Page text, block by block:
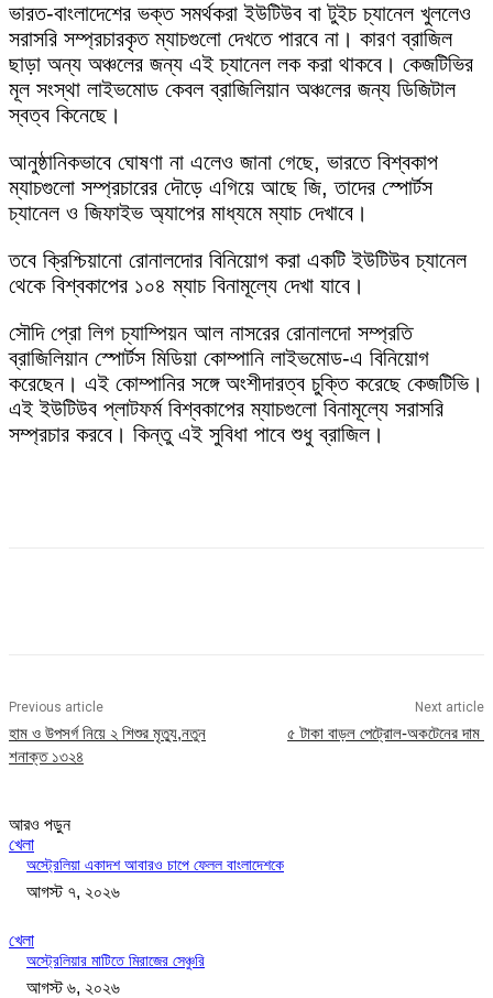
ভারত-বাংলাদেশের ভক্ত সমর্থকরা ইউটিউব বা টুইচ চ্যানেল খুললেও
সরাসরি সম্প্রচারকৃত ম্যাচগুলো দেখতে পারবে না। কারণ ব্রাজিল
ছাড়া অন্য অঞ্চলের জন্য এই চ্যানেল লক করা থাকবে। কেজটিভির
মূল সংস্থা লাইভমোড কেবল ব্রাজিলিয়ান অঞ্চলের জন্য ডিজিটাল
স্বত্ব কিনেছে।
আনুষ্ঠানিকভাবে ঘোষণা না এলেও জানা গেছে, ভারতে বিশ্বকাপ
ম্যাচগুলো সম্প্রচারের দৌড়ে এগিয়ে আছে জি, তাদের স্পোর্টস
চ্যানেল ও জিফাইভ অ্যাপের মাধ্যমে ম্যাচ দেখাবে।
তবে ক্রিশ্চিয়ানো রোনালদোর বিনিয়োগ করা একটি ইউটিউব চ্যানেল
থেকে বিশ্বকাপের ১০৪ ম্যাচ বিনামূল্যে দেখা যাবে।
সৌদি প্রো লিগ চ্যাম্পিয়ন আল নাসরের রোনালদো সম্প্রতি
ব্রাজিলিয়ান স্পোর্টস মিডিয়া কোম্পানি লাইভমোড-এ বিনিয়োগ
করেছেন। এই কোম্পানির সঙ্গে অংশীদারত্ব চুক্তি করেছে কেজটিভি।
এই ইউটিউব প্লাটফর্ম বিশ্বকাপের ম্যাচগুলো বিনামূল্যে সরাসরি
সম্প্রচার করবে। কিন্তু এই সুবিধা পাবে শুধু ব্রাজিল।
Previous article
হাম ও উপসর্গ নিয়ে ২ শিশুর মৃত্যু,নতুন
শনাক্ত ১৩২৪
Next article
৫ টাকা বাড়ল পেট্রোল-অকটেনের দাম
আরও পড়ুন
খেলা
অস্ট্রেলিয়া একাদশ আবারও চাপে ফেলল বাংলাদেশকে
আগস্ট ৭, ২০২৬
খেলা
অস্ট্রেলিয়ার মাটিতে মিরাজের সেঞ্চুরি
আগস্ট ৬, ২০২৬